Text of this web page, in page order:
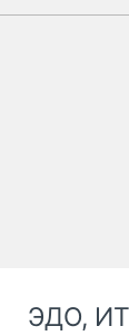
ЭДО, ИТ